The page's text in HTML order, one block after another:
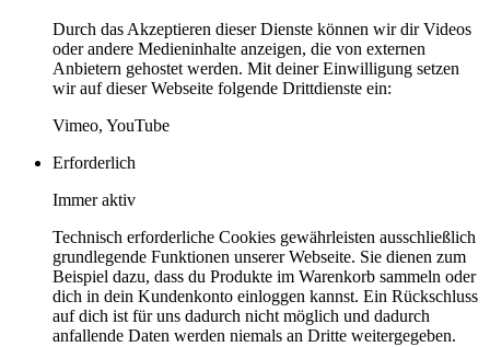
Durch das Akzeptieren dieser Dienste können wir dir Videos
oder andere Medieninhalte anzeigen, die von externen
Anbietern gehostet werden. Mit deiner Einwilligung setzen
wir auf dieser Webseite folgende Drittdienste ein:
Vimeo, YouTube
Erforderlich
Immer aktiv
Technisch erforderliche Cookies gewährleisten ausschließlich
grundlegende Funktionen unserer Webseite. Sie dienen zum
Beispiel dazu, dass du Produkte im Warenkorb sammeln oder
dich in dein Kundenkonto einloggen kannst. Ein Rückschluss
auf dich ist für uns dadurch nicht möglich und dadurch
anfallende Daten werden niemals an Dritte weitergegeben.